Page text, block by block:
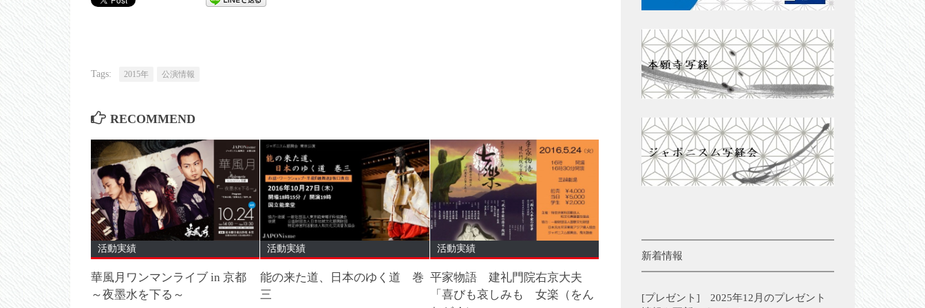
Tags: 2015年 公演情報
RECOMMEND
活動実績
華風月ワンマンライブ in 京都
～夜墨水を下る～
活動実績
能の来た道、日本のゆく道 巻
三
活動実績
平家物語 建礼門院右京大夫
「喜びも哀しみも 女楽（をん
新着情報
[プレゼント] 2025年12月のプレゼント